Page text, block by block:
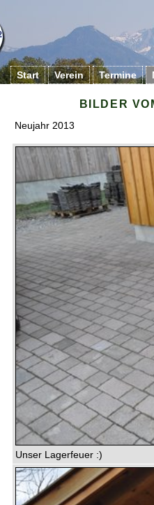
Start Verein Termine
BILDER
Neujahr 2013
Unser Lagerfeuer :)